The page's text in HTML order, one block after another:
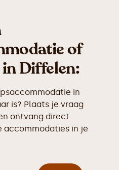
of
Diffelen:
in
is? Plaats je vraag
ontvang direct
accommodaties in je